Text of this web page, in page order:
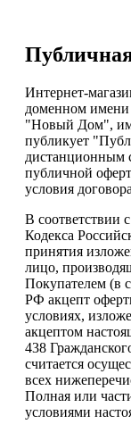
Интернет-
доменном имени
"Новый Дом",
публикует
дистанционным
публичной
условия
В соответствии
Кодекса
принятия
лицо,
Покупателем (в
РФ акцепт
условиях,
акцептом
438
считается
всех
Полная или
условиями